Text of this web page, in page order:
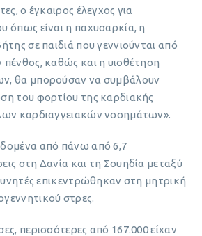
ο έγκαιρος έλεγχος για
όπως είναι η παχυσαρκία, η
σε παιδιά που γεννιούνται από
καθώς και η υιοθέτηση
θα μπορούσαν να συμβάλουν
του φορτίου της καρδιακής
καρδιαγγειακών νοσημάτων».
από πάνω από 6,7
στη Δανία και τη Σουηδία μεταξύ
επικεντρώθηκαν στη μητρική
στρες.
περισσότερες από 167.000 είχαν